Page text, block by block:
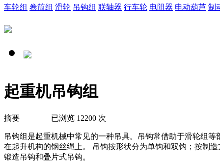
车轮组 卷筒组 滑轮 吊钩组 联轴器 行车轮 电阻器 电动葫芦 制
起重机吊钩组
摘要 已浏览 12200 次
吊钩组是起重机械中常见的一种吊具。吊钩常借助于滑轮组等
在起升机构的钢丝绳上。 吊钩按形状分为单钩和双钩；按制
锻造吊钩和叠片式吊钩。